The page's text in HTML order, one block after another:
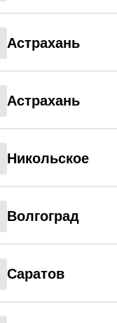
Астрахань
Астрахань
Никольское
Волгоград
Саратов